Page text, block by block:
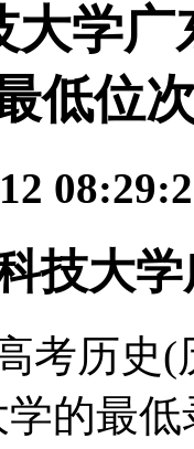
大学
低位
技大
考历史
的最